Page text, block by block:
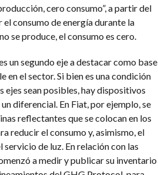
cero consumo”, a partir del
consumo de energía durante la
se produce, el consumo es cero.
un segundo eje a destacar como base
en el sector. Si bien es una condición
ejes sean posibles, hay dispositivos
diferencial. En Fiat, por ejemplo, se
reflectantes que se colocan en los
reducir el consumo y, asimismo, el
de luz. En relación con las
a medir y publicar su inventario